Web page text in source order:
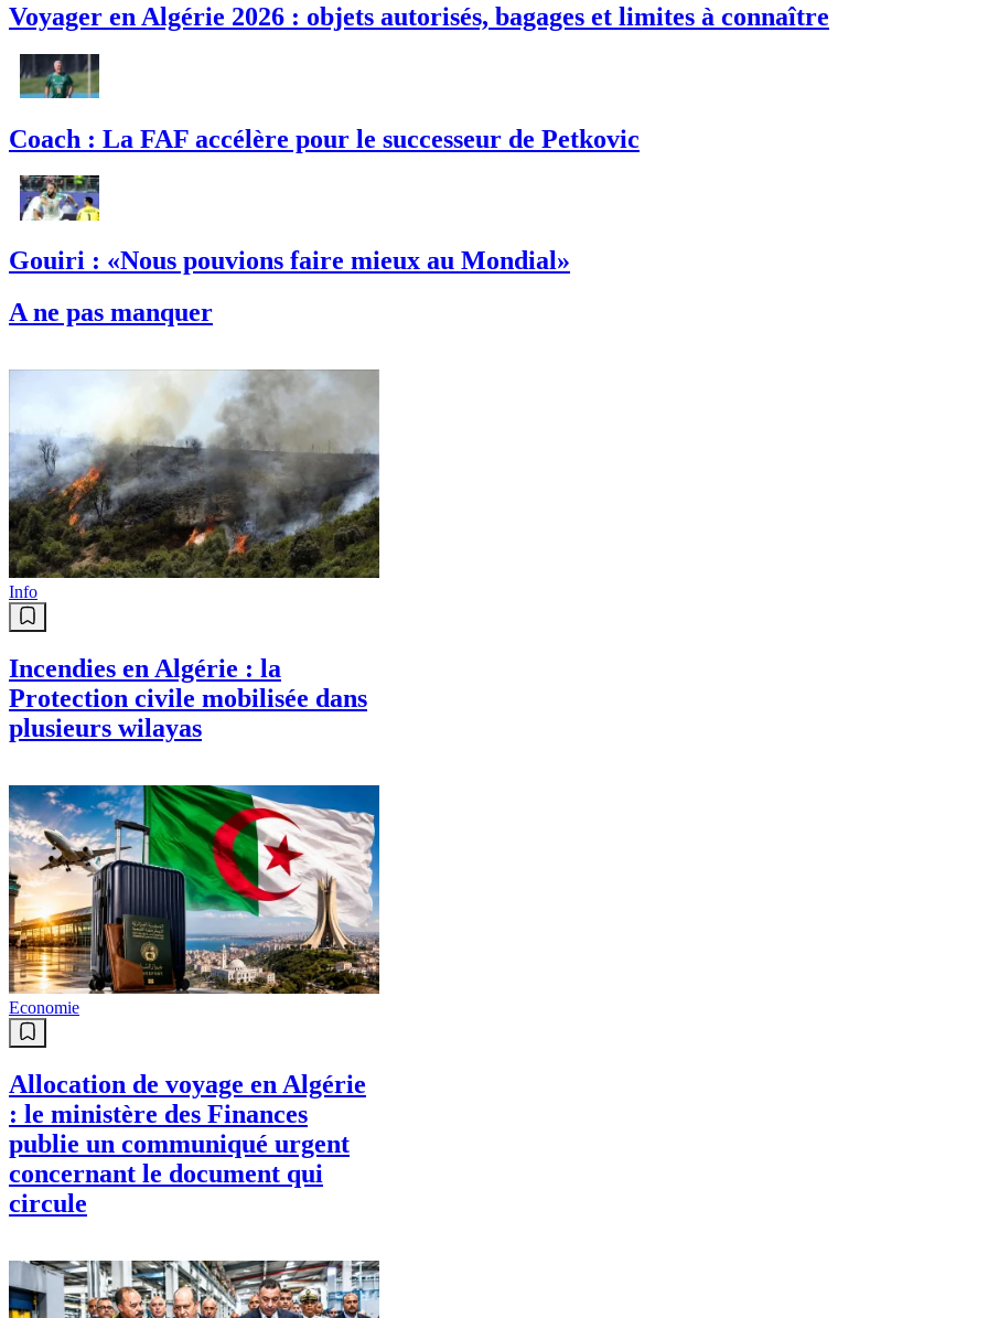
Voyager en Algérie 2026 : objets autorisés, bagages et limites à connaître
Coach : La FAF accélère pour le successeur de Petkovic
Gouiri : «Nous pouvions faire mieux au Mondial»
A ne pas manquer
Info
Incendies en Algérie : la
Protection civile mobilisée dans
plusieurs wilayas
Economie
Allocation de voyage en Algérie
: le ministère des Finances
publie un communiqué urgent
concernant le document qui
circule